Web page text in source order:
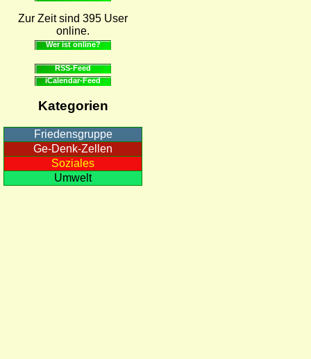
Zur Zeit sind 395 User
online.
Wer ist online?
RSS-Feed
iCalendar-Feed
Kategorien
Friedensgruppe
Ge-Denk-Zellen
Soziales
Umwelt